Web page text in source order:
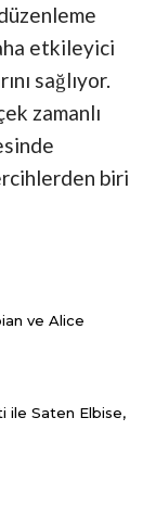
etkileyici
sağlıyor.
zamanlı
biri
ve Alice
ile Saten Elbise,